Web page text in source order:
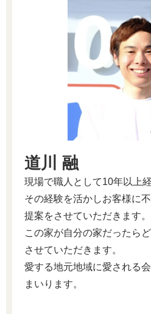
道川 融
現場で職人として10年以上
その経験を活かしお客様に
提案をさせていただきます。
この家が自分の家だったら
させていただきます。
愛する地元地域に愛される
まいります。